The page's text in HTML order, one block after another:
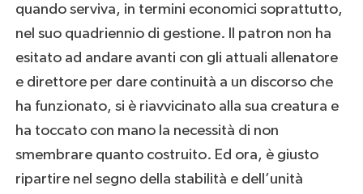
quando serviva, in termini economici soprattutto,
nel suo quadriennio di gestione. Il patron non ha
esitato ad andare avanti con gli attuali allenatore
e direttore per dare continuità a un discorso che
ha funzionato, si è riavvicinato alla sua creatura e
ha toccato con mano la necessità di non
smembrare quanto costruito. Ed ora, è giusto
ripartire nel segno della stabilità e dell’unità